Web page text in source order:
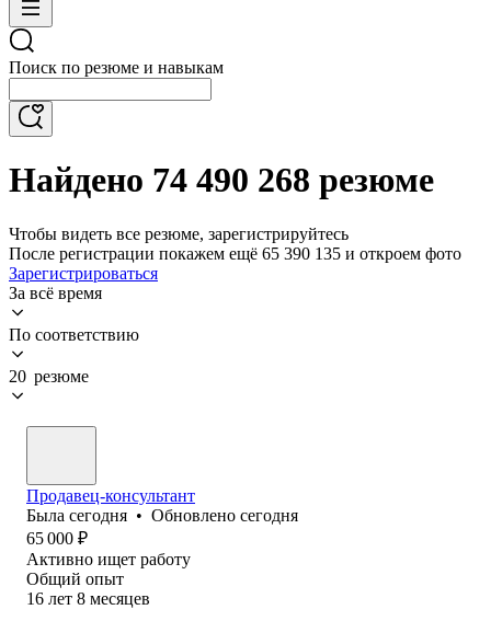
Поиск по резюме и навыкам
Найдено 74 490 268 резюме
Чтобы видеть все резюме, зарегистрируйтесь
После регистрации покажем ещё 65 390 135 и откроем фото
Зарегистрироваться
За всё время
По соответствию
20 резюме
Продавец-консультант
Была сегодня • Обновлено сегодня
65 000 ₽
Активно ищет работу
Общий опыт
16 лет 8 месяцев